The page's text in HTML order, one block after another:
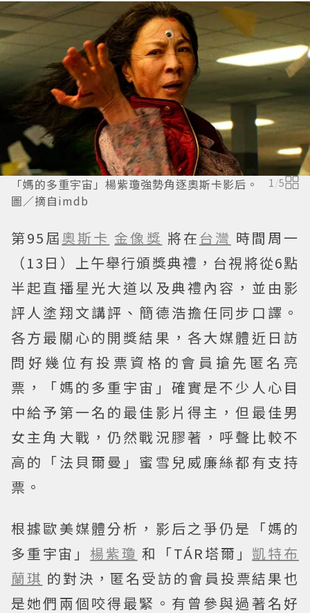
「媽的多重宇宙」楊紫瓊強勢角逐奧斯卡影后。
圖／摘自imdb
1 /5
第95屆奧斯卡 金像獎 將在 台灣 時間周一
（13日）上午舉行頒獎典禮，台視將從6點
半起直播星光大道以及典禮內容，並由影
評人塗翔文講評、簡德浩擔任同步口譯。
各方最關心的開獎結果，各大媒體近日訪
問好幾位有投票資格的會員搶先匿名亮
票，「媽的多重宇宙」確實是不少人心目
中給予第一名的最佳影片得主，但最佳男
女主角大戰，仍然戰況膠著，呼聲比較不
高的「法貝爾曼」蜜雪兒威廉絲都有支持
票。
根據歐美媒體分析，影后之爭仍是「媽的
多重宇宙」 楊紫瓊 和「TÁR塔爾」 凱特布
蘭琪 的對決，匿名受訪的會員投票結果也
是她們兩個咬得最緊。有曾參與過著名好